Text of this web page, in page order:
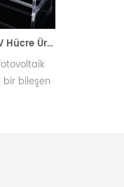
Kuvars fırın kapısı,
sıcaklık ve atmosfer